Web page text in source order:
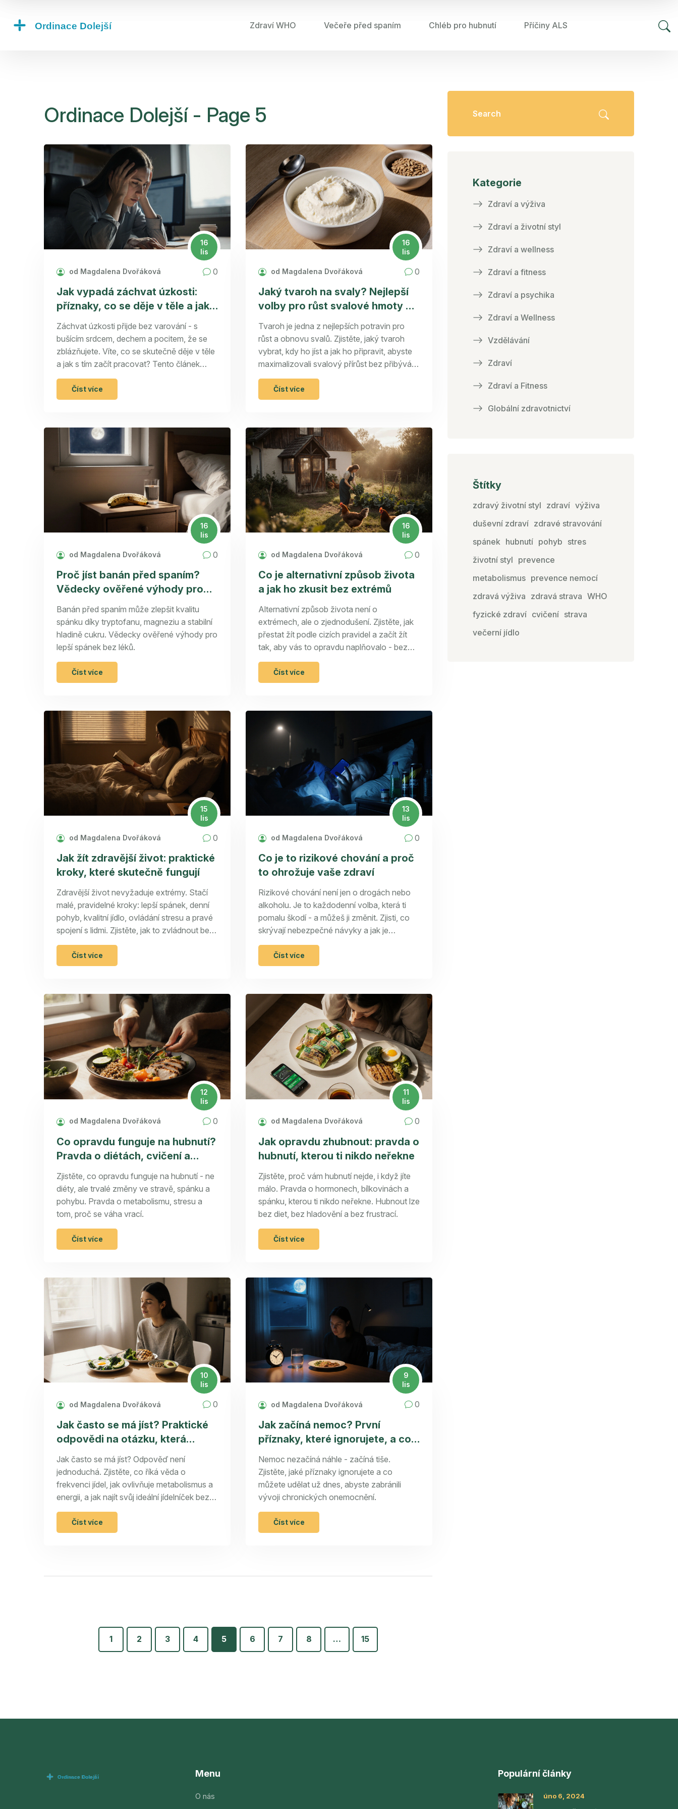
Zdraví WHO Večeře před spaním Chléb pro hubnutí Příčiny ALS
Ordinace Dolejší - Page 5
16
lis
od Magdalena Dvořáková 0
Jak vypadá záchvat úzkosti:
příznaky, co se děje v těle a jak s
tím začít pracovat
Záchvat úzkosti přijde bez varování - s
bušícím srdcem, dechem a pocitem, že se
zblázňujete. Víte, co se skutečně děje v těle
a jak s tím začít pracovat? Tento článek
vysvětluje příznaky, příčiny a první kroky, jak
se vrátit zpět do reality.
Číst více
16
lis
od Magdalena Dvořáková 0
Jaký tvaroh na svaly? Nejlepší
volby pro růst svalové hmoty a
obnovu po tréninku
Tvaroh je jedna z nejlepších potravin pro
růst a obnovu svalů. Zjistěte, jaký tvaroh
vybrat, kdy ho jíst a jak ho připravit, abyste
maximalizovali svalový přírůst bez přibývání
tuku.
Číst více
16
lis
od Magdalena Dvořáková 0
Proč jíst banán před spaním?
Vědecky ověřené výhody pro
kvalitní spánek
Banán před spaním může zlepšit kvalitu
spánku díky tryptofanu, magneziu a stabilní
hladině cukru. Vědecky ověřené výhody pro
lepší spánek bez léků.
Číst více
16
lis
od Magdalena Dvořáková 0
Co je alternativní způsob života
a jak ho zkusit bez extrémů
Alternativní způsob života není o
extrémech, ale o zjednodušení. Zjistěte, jak
přestat žít podle cizích pravidel a začít žít
tak, aby vás to opravdu naplňovalo - bez
stresu, bez přetížení a bez potřeby mít víc.
Číst více
15
lis
od Magdalena Dvořáková 0
Jak žít zdravější život: praktické
kroky, které skutečně fungují
Zdravější život nevyžaduje extrémy. Stačí
malé, pravidelné kroky: lepší spánek, denní
pohyb, kvalitní jídlo, ovládání stresu a pravé
spojení s lidmi. Zjistěte, jak to zvládnout bez
přetížení.
Číst více
13
lis
od Magdalena Dvořáková 0
Co je to rizikové chování a proč
to ohrožuje vaše zdraví
Rizikové chování není jen o drogách nebo
alkoholu. Je to každodenní volba, která ti
pomalu škodí - a můžeš ji změnit. Zjisti, co
skrývají nebezpečné návyky a jak je
překonat.
Číst více
12
lis
od Magdalena Dvořáková 0
Co opravdu funguje na hubnutí?
Pravda o diétách, cvičení a
Zjistěte, co opravdu funguje na hubnutí - ne
diéty, ale trvalé změny ve stravě, spánku a
pohybu. Pravda o metabolismu, stresu a
tom, proč se váha vrací.
Číst více
11
lis
od Magdalena Dvořáková 0
Jak opravdu zhubnout: pravda o
hubnutí, kterou ti nikdo neřekne
Zjistěte, proč vám hubnutí nejde, i když jíte
málo. Pravda o hormonech, bílkovinách a
spánku, kterou ti nikdo neřekne. Hubnout lze
bez diet, bez hladovění a bez frustrací.
Číst více
10
lis
od Magdalena Dvořáková 0
Jak často se má jíst? Praktické
odpovědi na otázku, která
ovlivňuje váhu, energii a zdraví
Jak často se má jíst? Odpověď není
jednoduchá. Zjistěte, co říká věda o
frekvenci jídel, jak ovlivňuje metabolismus a
energii, a jak najít svůj ideální jídelníček bez
dietních mýtů.
Číst více
9
lis
od Magdalena Dvořáková 0
Jak začíná nemoc? První
příznaky, které ignorujete, a co s
Nemoc nezačíná náhle - začíná tiše.
Zjistěte, jaké příznaky ignorujete a co
můžete udělat už dnes, abyste zabránili
vývoji chronických onemocnění.
Číst více
1 2 3 4 5 6 7 8 … 15
Kategorie
Zdraví a výživa
Zdraví a životní styl
Zdraví a wellness
Zdraví a fitness
Zdraví a psychika
Zdraví a Wellness
Vzdělávání
Zdraví
Zdraví a Fitness
Globální zdravotnictví
Štítky
zdravý životní styl zdraví výživa
duševní zdraví zdravé stravování
spánek hubnutí pohyb stres
životní styl prevence
metabolismus prevence nemocí
zdravá výživa zdravá strava WHO
fyzické zdraví cvičení strava
večerní jídlo
Menu
O nás
Populární články
úno 6, 2024